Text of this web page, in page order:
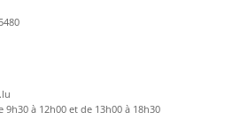
à 12h00 et de 13h00 à 18h30